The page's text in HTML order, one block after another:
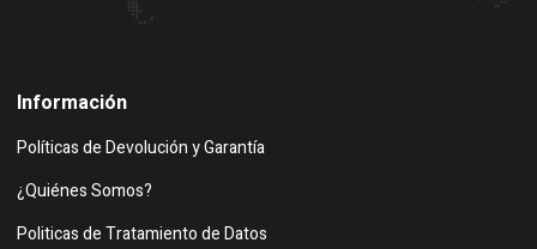
Información
Políticas de Devolución y Garantía
¿Quiénes Somos?
Politicas de Tratamiento de Datos